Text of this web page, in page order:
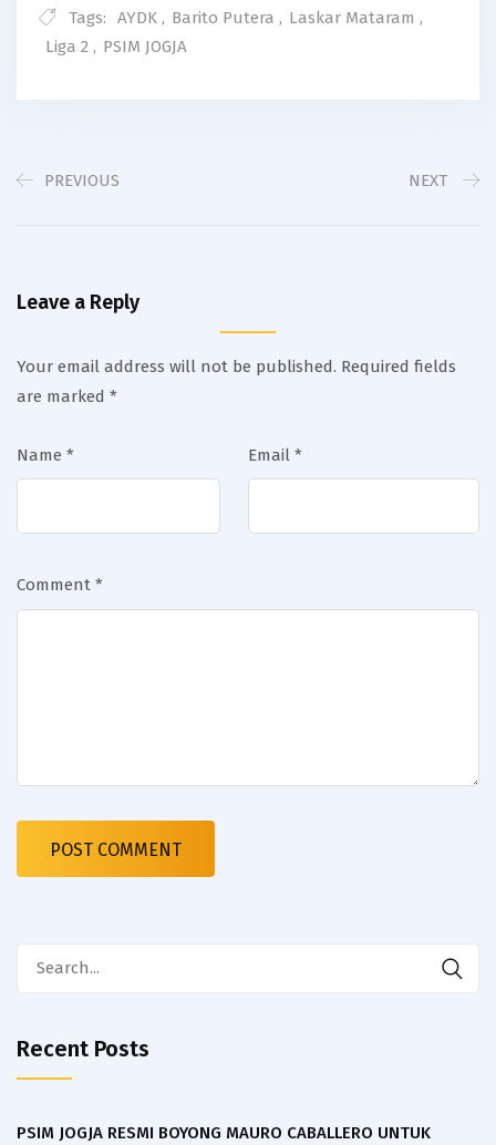
Tags: AYDK , Barito Putera , Laskar Mataram ,
Liga 2 , PSIM JOGJA
PREVIOUS NEXT
Leave a Reply
Your email address will not be published. Required fields
are marked *
Name * Email *
Comment *
Recent Posts
PSIM JOGJA RESMI BOYONG MAURO CABALLERO UNTUK